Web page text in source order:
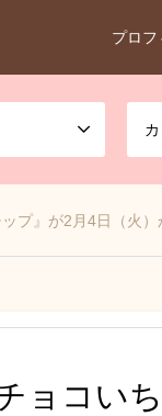
プロフ
プ』が2月4日（火）
ョコい